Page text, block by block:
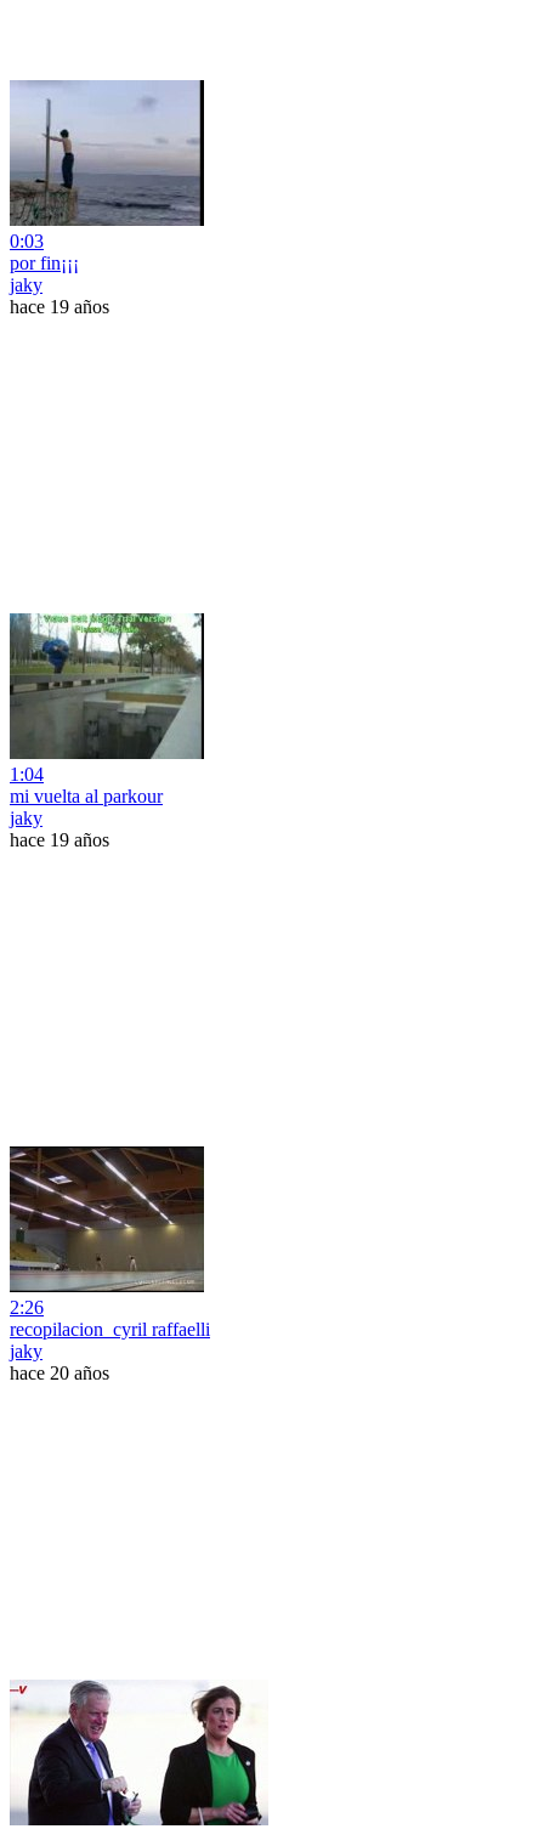
0:03
por fin¡¡¡
jaky
hace 19 años
1:04
mi vuelta al parkour
jaky
hace 19 años
2:26
recopilacion_cyril raffaelli
jaky
hace 20 años